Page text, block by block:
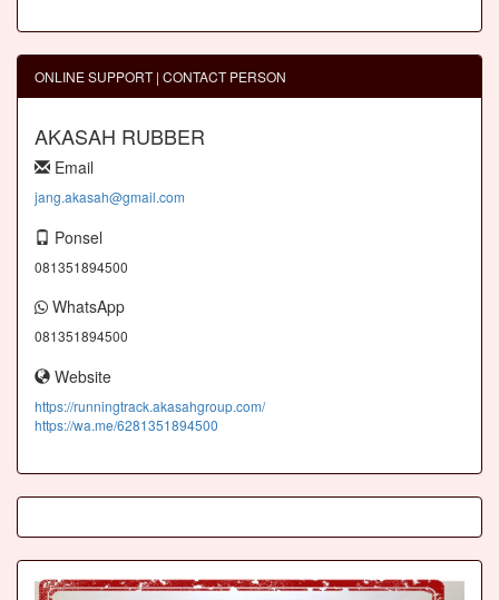
ONLINE SUPPORT | CONTACT PERSON
AKASAH RUBBER
Email
jang.akasah@gmail.com
Ponsel
081351894500
WhatsApp
081351894500
Website
https://runningtrack.akasahgroup.com/
https://wa.me/6281351894500